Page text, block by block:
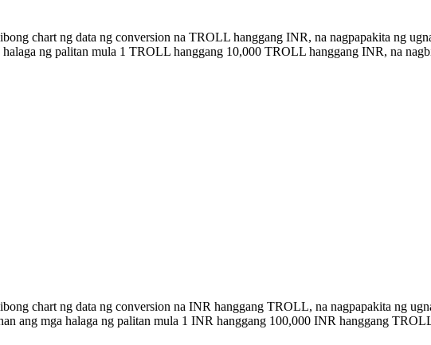
chart ng data ng conversion na TROLL hanggang INR, na nagpapakita ng
ng palitan mula 1 TROLL hanggang 10,000 TROLL hanggang INR, na
chart ng data ng conversion na INR hanggang TROLL, na nagpapakita ng
ang mga halaga ng palitan mula 1 INR hanggang 100,000 INR hanggang